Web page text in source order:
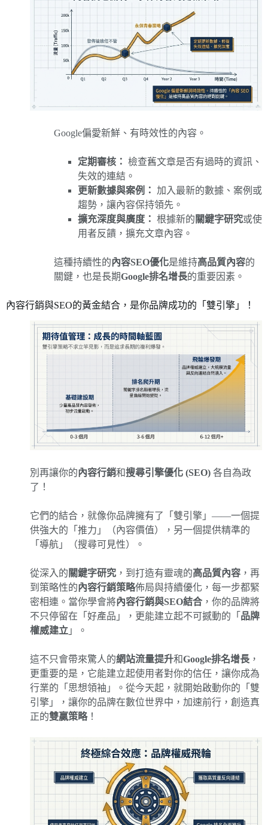
Google偏愛新鮮、有時效性的內容。
定期審核： 檢查舊文章是否有過時的資訊、
失效的連結。
更新數據與案例： 加入最新的數據、案例或
趨勢，讓內容保持領先。
擴充深度與廣度： 根據新的 關鍵字研究或使
用者反饋，擴充文章內容。
這種持續性的內容SEO優化是維持高品質內容的
關鍵，也是長期Google排名增長的重要因素。
內容行銷與SEO的黃金結合，是你品牌成功的「雙引擎」！
別再讓你的內容行銷和搜尋引擎優化 (SEO) 各自為政
了！
它們的結合，就像你品牌擁有了「雙引擎」——一個提
供強大的「推力」（內容價值），另一個提供精準的
「導航」（搜尋可見性）。
從深入的 關鍵字研究 ，到打造有靈魂的高品質內容 ，再
到策略性的內容行銷策略佈局與持續優化，每一步都緊
密相連。當你學會將內容行銷與SEO結合 ，你的品牌將
不只停留在「好產品」，更能建立起不可撼動的「 品牌
權威建立 」。
這不只會帶來驚人的網站流量提升和Google排名增長 ，
更重要的是，它能建立起使用者對你的信任，讓你成為
行業的「思想領袖」。從今天起，就開始啟動你的「雙
引擎」，讓你的品牌在數位世界中，加速前行，創造真
正的雙贏策略！